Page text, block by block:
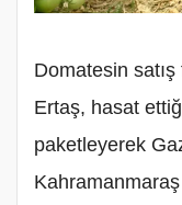
Domatesin
Ertaş, hasat
paketleyerek